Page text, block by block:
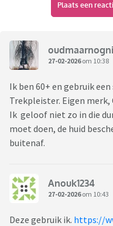
Plaats een
27-02-2026om 10:38
Ik ben 60+ en gebruik
Trekpleister. Eigen merk,
Ik geloof niet zo in die
moet doen, de huid
buitenaf.
Anouk1234
27-02-2026om 10:43
Deze gebruik ik. https://